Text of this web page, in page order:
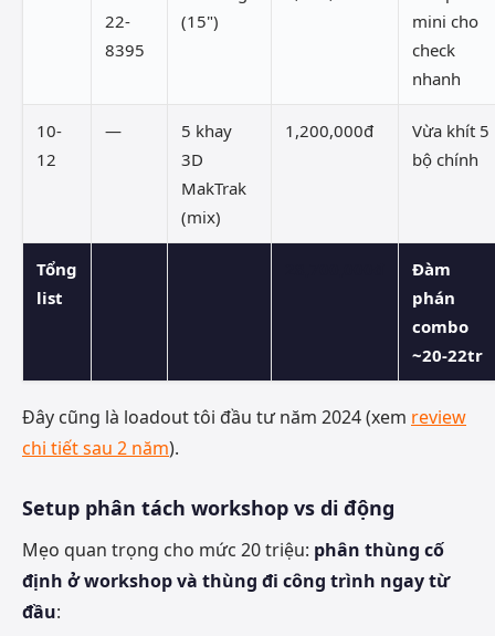
22-
8395
(15")
mini cho
check
nhanh
10-
12
—
5 khay
3D
MakTrak
(mix)
1,200,000đ
Vừa khít 5
bộ chính
Tổng
list
Đàm
phán
combo
~20-22tr
Đây cũng là loadout tôi đầu tư năm 2024 (xem review
chi tiết sau 2 năm).
Setup phân tách workshop vs di động
Mẹo quan trọng cho mức 20 triệu: phân thùng cố
định ở workshop và thùng đi công trình ngay từ
đầu: